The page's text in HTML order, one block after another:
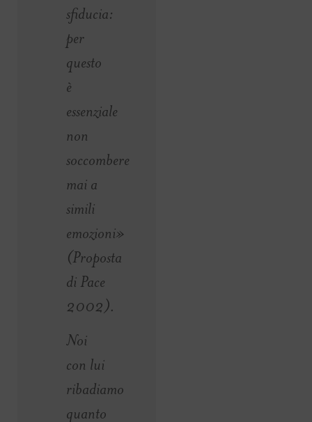
sfiducia:
per
questo
è
essenziale
non
soccombere
mai a
simili
emozioni»
(Proposta
di Pace
2002).
Noi
con lui
ribadiamo
quanto